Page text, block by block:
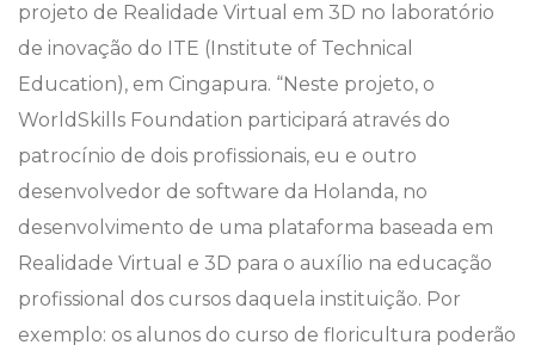
projeto de Realidade Virtual em 3D no laboratório
de inovação do ITE (Institute of Technical
Education), em Cingapura. “Neste projeto, o
WorldSkills Foundation participará através do
patrocínio de dois profissionais, eu e outro
desenvolvedor de software da Holanda, no
desenvolvimento de uma plataforma baseada em
Realidade Virtual e 3D para o auxílio na educação
profissional dos cursos daquela instituição. Por
exemplo: os alunos do curso de floricultura poderão